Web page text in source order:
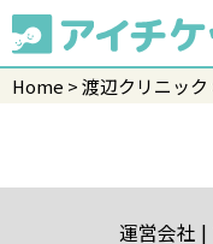
Home 渡辺クリニック
運営会社